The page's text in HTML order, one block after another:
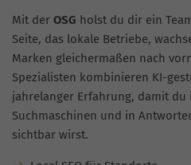
Mit der OSG holst du dir ein
Seite, das lokale Betriebe,
Marken gleichermaßen nach
Spezialisten kombinieren KI-
jahrelanger Erfahrung, damit du
Suchmaschinen und in
sichtbar wirst.